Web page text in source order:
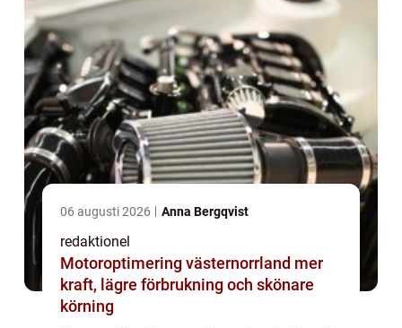
06 augusti 2026 Anna Bergqvist
redaktionel
Motoroptimering västernorrland mer
kraft, lägre förbrukning och skönare
körning